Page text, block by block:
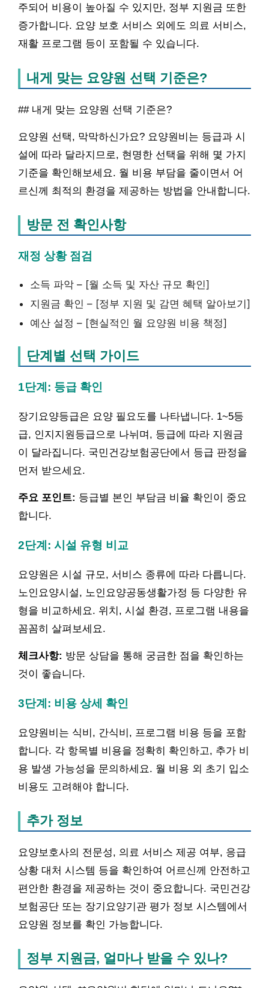
주되어 비용이 높아질 수 있지만, 정부 지원금 또한
증가합니다. 요양 보호 서비스 외에도 의료 서비스,
재활 프로그램 등이 포함될 수 있습니다.
내게 맞는 요양원 선택 기준은?
## 내게 맞는 요양원 선택 기준은?
요양원 선택, 막막하신가요? 요양원비는 등급과 시
설에 따라 달라지므로, 현명한 선택을 위해 몇 가지
기준을 확인해보세요. 월 비용 부담을 줄이면서 어
르신께 최적의 환경을 제공하는 방법을 안내합니다.
방문 전 확인사항
재정 상황 점검
소득 파악 – [월 소득 및 자산 규모 확인]
지원금 확인 – [정부 지원 및 감면 혜택 알아보기]
예산 설정 – [현실적인 월 요양원 비용 책정]
단계별 선택 가이드
1단계: 등급 확인
장기요양등급은 요양 필요도를 나타냅니다. 1~5등
급, 인지지원등급으로 나뉘며, 등급에 따라 지원금
이 달라집니다. 국민건강보험공단에서 등급 판정을
먼저 받으세요.
주요 포인트: 등급별 본인 부담금 비율 확인이 중요
합니다.
2단계: 시설 유형 비교
요양원은 시설 규모, 서비스 종류에 따라 다릅니다.
노인요양시설, 노인요양공동생활가정 등 다양한 유
형을 비교하세요. 위치, 시설 환경, 프로그램 내용을
꼼꼼히 살펴보세요.
체크사항: 방문 상담을 통해 궁금한 점을 확인하는
것이 좋습니다.
3단계: 비용 상세 확인
요양원비는 식비, 간식비, 프로그램 비용 등을 포함
합니다. 각 항목별 비용을 정확히 확인하고, 추가 비
용 발생 가능성을 문의하세요. 월 비용 외 초기 입소
비용도 고려해야 합니다.
추가 정보
요양보호사의 전문성, 의료 서비스 제공 여부, 응급
상황 대처 시스템 등을 확인하여 어르신께 안전하고
편안한 환경을 제공하는 것이 중요합니다. 국민건강
보험공단 또는 장기요양기관 평가 정보 시스템에서
요양원 정보를 확인 가능합니다.
정부 지원금, 얼마나 받을 수 있나?